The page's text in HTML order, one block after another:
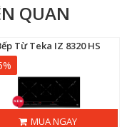
QUAN
Từ Teka IZ 8320 HS
MUA NGAY